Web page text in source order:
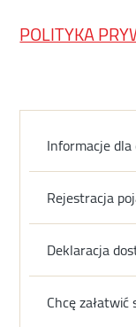
POLITYKA
Informacje dla
Rejestracja
Deklaracja
Chcę